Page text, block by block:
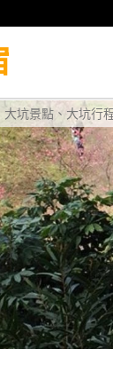
大坑景點、大坑